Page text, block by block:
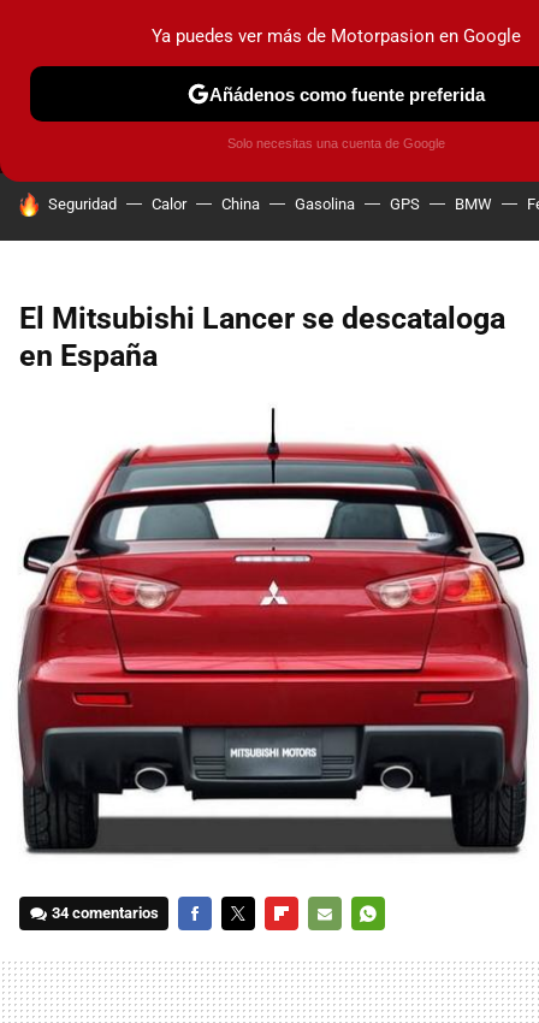
MENÚ NUEVO
COCHES ELÉCTRICOS OBSERVATORIO
HOY SE HABLA DE
Seguridad Calor China Gasolina GPS BMW
El Mitsubishi Lancer se descataloga
en España
34 comentarios
MAIL
Ya puedes ver más de Motorpasion en Google
Añádenos como fuente preferida
Solo necesitas una cuenta de Google